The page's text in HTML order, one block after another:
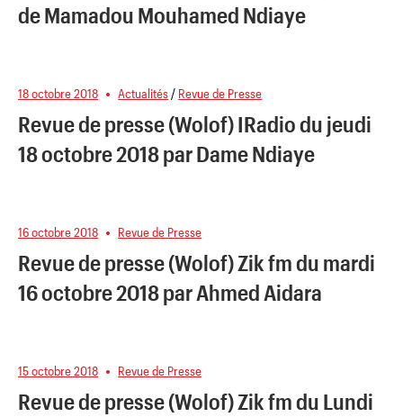
de Mamadou Mouhamed Ndiaye
18 octobre 2018 Actualités / Revue de Presse
Revue de presse (Wolof) IRadio du jeudi
18 octobre 2018 par Dame Ndiaye
16 octobre 2018 Revue de Presse
Revue de presse (Wolof) Zik fm du mardi
16 octobre 2018 par Ahmed Aidara
15 octobre 2018 Revue de Presse
Revue de presse (Wolof) Zik fm du Lundi